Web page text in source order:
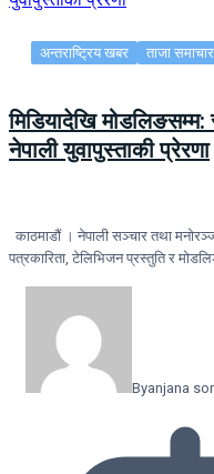
अन्तराष्ट्रिय खबर ताजा समाचार
मिडियादेखि मोडलिङसम्म:
नेपाली युवापुस्ताकी प्रेरणा
काठमाडौं । नेपाली सञ्चार तथा
पत्रकारिता, टेलिभिजन प्रस्तुति र
Byanjana